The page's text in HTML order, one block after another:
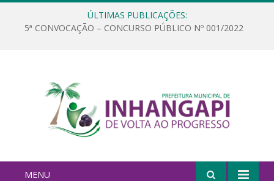
ÚLTIMAS PUBLICAÇÕES:
5ª CONVOCAÇÃO – CONCURSO PÚBLICO Nº 001/2022
MENU